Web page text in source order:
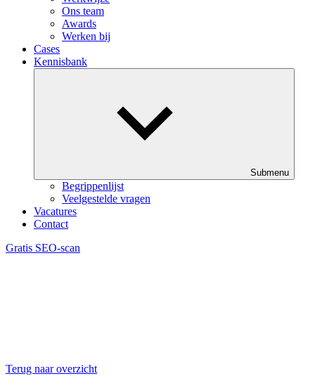
Ons team
Awards
Werken bij
Cases
Kennisbank
Submenu
Begrippenlijst
Veelgestelde vragen
Vacatures
Contact
Gratis SEO-scan
Terug naar overzicht